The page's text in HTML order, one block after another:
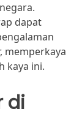
dapat
memperkaya
kaya ini.
di